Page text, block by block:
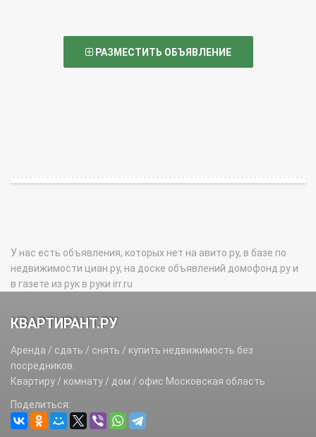
РАЗМЕСТИТЬ ОБЪЯВЛЕНИЕ
У нас есть объявления, которых нет на авито.ру, в базе по
недвижимости циан.ру, на доске объявлений домофонд.ру и
в газете из рук в руки irr.ru
КВАРТИРАНТ.РУ
Аренда / сдать / снять / купить недвижимость без
посредников.
Квартиру / комнату / дом / офис Московская область
Поделиться: